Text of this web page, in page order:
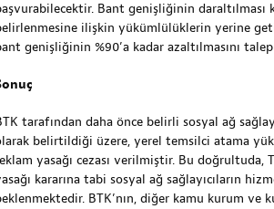
Bant genişliğinin daraltılması
ilişkin yükümlülüklerin yerine
genişliğinin %90’a kadar azaltılmasını
tarafından daha önce belirli sosyal ağ
belirtildiği üzere, yerel temsilci atama
yasağı cezası verilmiştir. Bu
kararına tabi sosyal ağ sağlayıcıların
BTK’nın, diğer kamu kurum ve